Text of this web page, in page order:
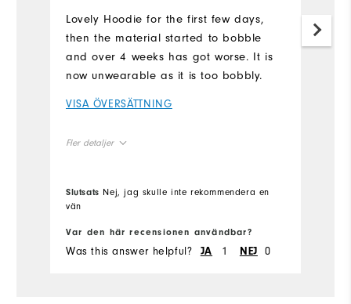
Lovely Hoodie for the first few days,
then the material started to bobble
and over 4 weeks has got worse. It is
now unwearable as it is too bobbly.
VISA ÖVERSÄTTNING
Fler detaljer
Runs Small
Slutsats Nej, jag skulle inte rekommendera en
vän
Var den här recensionen användbar?
Was this answer helpful? JA 1 NEJ 0